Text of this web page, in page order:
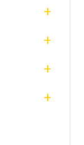
+
+
+
+